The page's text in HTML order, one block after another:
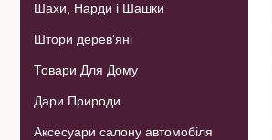
Шахи, Нарди і Шашки
Штори дерев'яні
Товари Для Дому
Дари Природи
Аксесуари салону автомобіля